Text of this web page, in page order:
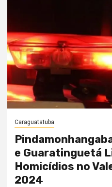
Caraguatatuba
e Guaratinguetá
Homicídios no
2024